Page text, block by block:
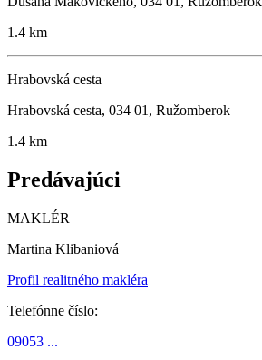
1.4 km
Hrabovská cesta
Hrabovská cesta, 034 01, Ružomberok
1.4 km
Predávajúci
MAKLÉR
Martina Klibaniová
Profil realitného makléra
Telefónne číslo:
09053 ...